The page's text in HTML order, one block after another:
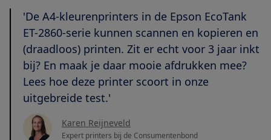
'De A4-kleurenprinters in de Epson EcoTank
ET-2860-serie kunnen scannen en kopieren en
(draadloos) printen. Zit er echt voor 3 jaar inkt
bij? En maak je daar mooie afdrukken mee?
Lees hoe deze printer scoort in onze
uitgebreide test.'
Karen Reijneveld
Expert printers bij de Consumentenbond